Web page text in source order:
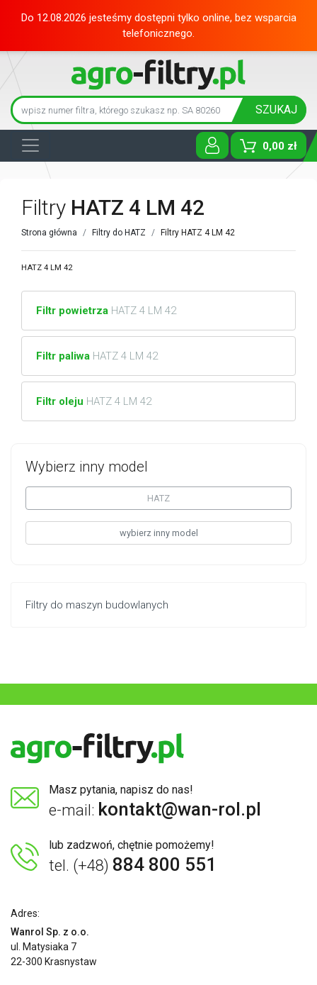
Do 12.08.2026 jesteśmy dostępni tylko online, bez wsparcia
telefonicznego.
SZUKAJ
0,00 zł
Toggle
Wybierz inny model
HATZ
wybierz inny model
Filtry do maszyn budowlanych
Filtry HATZ 4 LM 42
Strona główna Filtry do HATZ Filtry HATZ 4 LM 42
HATZ 4 LM 42
Filtr powietrza HATZ 4 LM 42
Filtr paliwa HATZ 4 LM 42
Filtr oleju HATZ 4 LM 42
Masz pytania, napisz do nas!
e-mail: kontakt@wan-rol.pl
lub zadzwoń, chętnie pomożemy!
tel. (+48) 884 800 551
Adres:
Wanrol Sp. z o.o.
ul. Matysiaka 7
22-300 Krasnystaw